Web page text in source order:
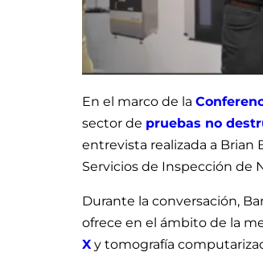
En el marco de la
sector de pruebas no
entrevista realizada a Brian
Servicios de Inspección de
Durante la conversación,
ofrece en el ámbito de la
Xy tomografía